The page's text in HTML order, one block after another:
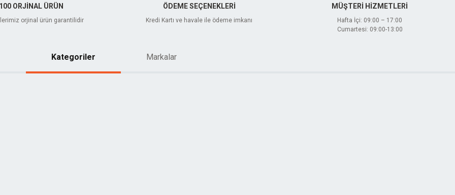
ORJİNAL ÜRÜN
orjinal ürün garantilidir
ÖDEME SEÇENEKLERİ
Kredi Kartı ve havale ile ödeme imkanı
MÜŞTERİ HİZMETLERİ
Hafta İçi: 09:00 – 17:00
Cumartesi: 09:00-13:00
Kategoriler Markalar